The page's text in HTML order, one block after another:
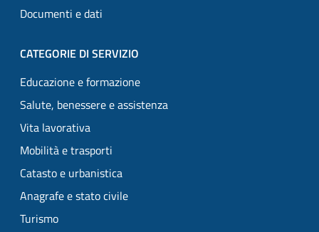
Documenti e dati
CATEGORIE DI SERVIZIO
Educazione e formazione
Salute, benessere e assistenza
Vita lavorativa
Mobilità e trasporti
Catasto e urbanistica
Anagrafe e stato civile
Turismo